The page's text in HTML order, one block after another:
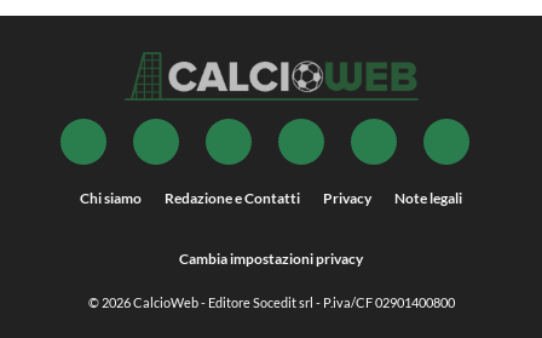
Chi siamo Redazione e Contatti Privacy Note legali
Cambia impostazioni privacy
© 2026CalcioWeb- Editore Socedit srl - P.iva/CF 02901400800